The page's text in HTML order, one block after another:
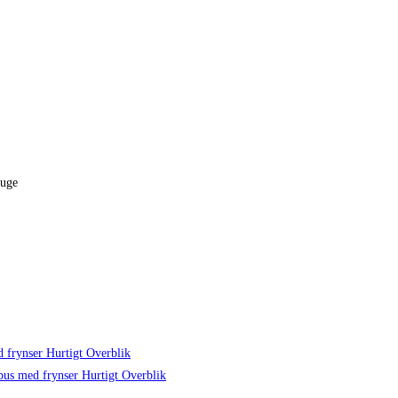
Hurtigt Overblik
Hurtigt Overblik